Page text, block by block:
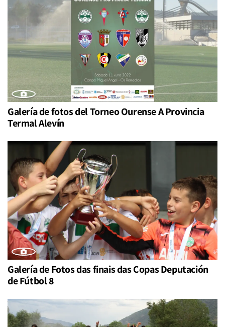
Galería de fotos del Torneo Ourense A Provincia
Termal Alevín
Galería de Fotos das finais das Copas Deputación
de Fútbol 8